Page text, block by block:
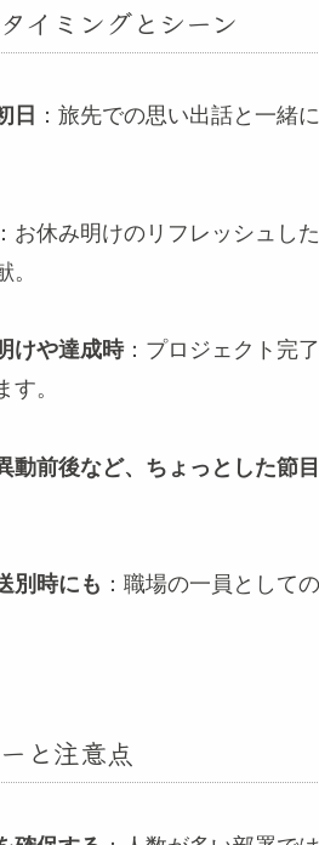
イミングとシーン
日 ：旅先での思い出話と一緒
お休み明けのリフレッシュし
けや達成時：プロジェクト完
。
動前後など、ちょっとした節
別時にも ：職場の一員として
と注意点